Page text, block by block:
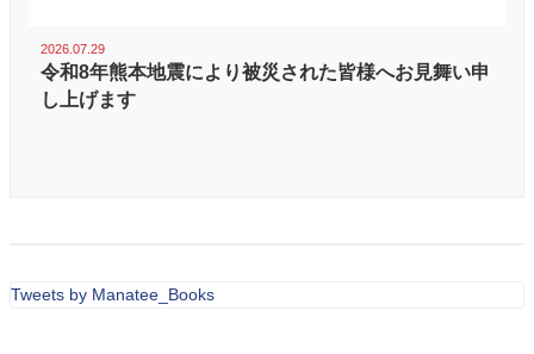
2026.07.29
令和8年熊本地震により被災された皆様へお見舞い申
し上げます
Tweets by Manatee_Books